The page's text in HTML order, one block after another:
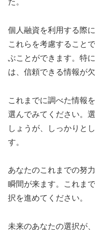
た。
個人融資を利用する際
これらを考慮すること
ぶことができます。特
は、信頼できる情報が
これまでに調べた情報
選んでみてください。
しょうが、しっかりと
す。
あなたのこれまでの努
瞬間が来ます。これま
択を進めてください。
未来のあなたの選択が